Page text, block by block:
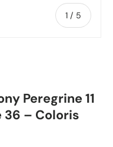
1 / de
5
Peregrine 11
36 – Coloris